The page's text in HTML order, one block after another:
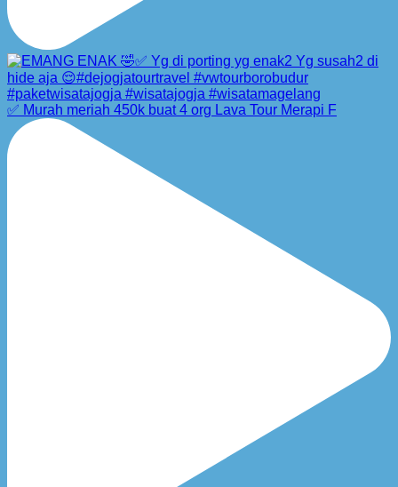
✅ Murah meriah 450k buat 4 org Lava Tour Merapi F